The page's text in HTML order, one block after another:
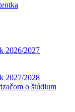
2026/2027
2027/2028
o štúdium